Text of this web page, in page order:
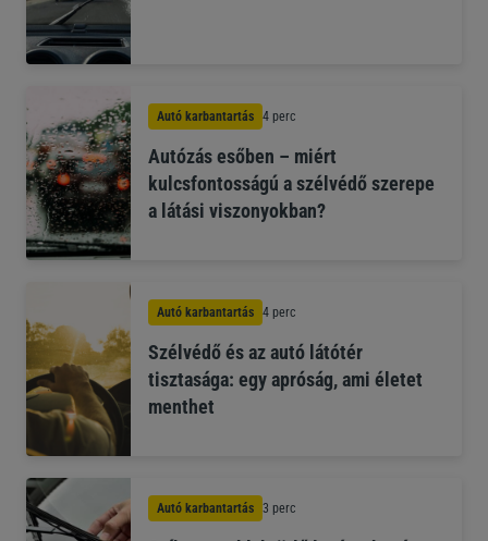
Autó karbantartás 4 perc
Autózás esőben – miért
kulcsfontosságú a szélvédő szerepe
a látási viszonyokban?
Autó karbantartás 4 perc
Szélvédő és az autó látótér
tisztasága: egy apróság, ami életet
menthet
Autó karbantartás 3 perc